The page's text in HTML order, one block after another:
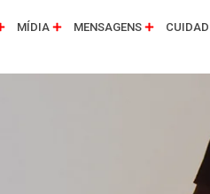
MÍDIA MENSAGENS